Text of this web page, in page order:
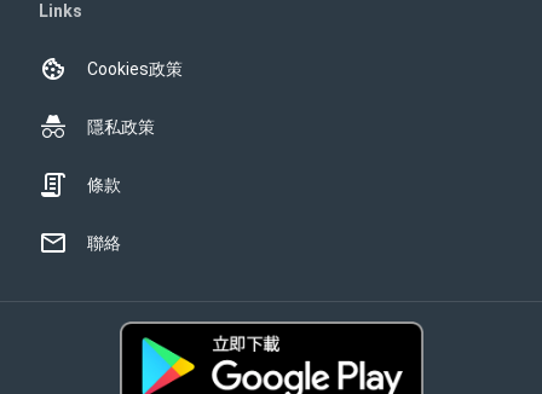
Links
Cookies政策
隱私政策
條款
聯絡